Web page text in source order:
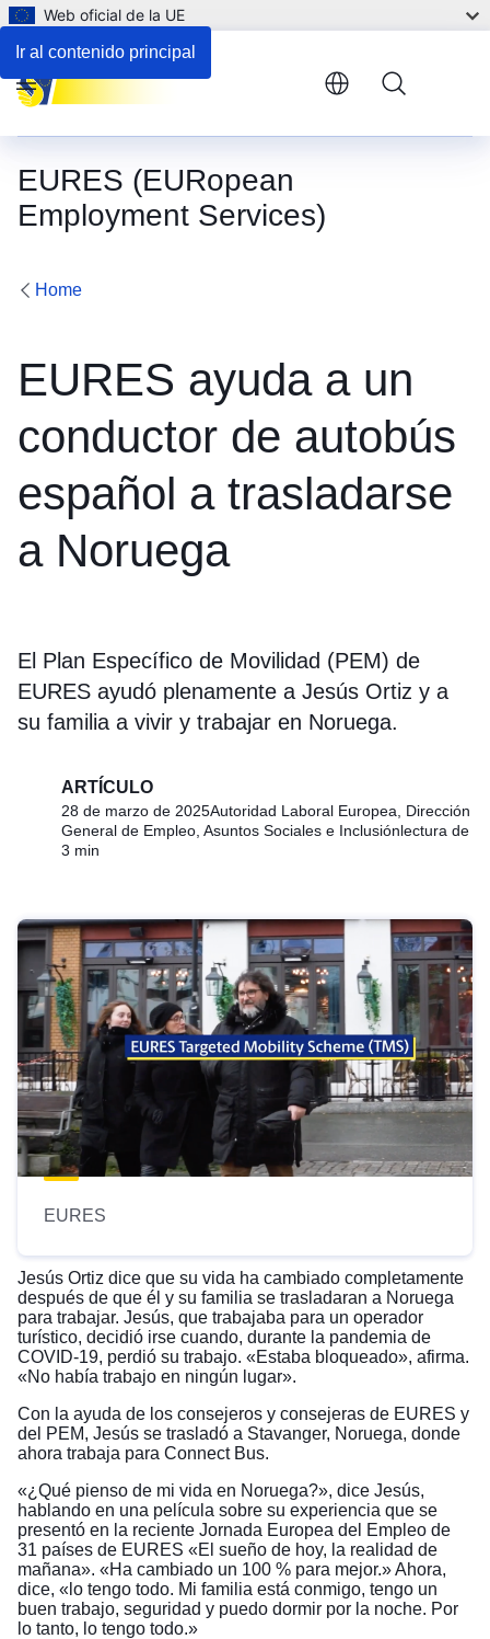
Ir al contenido principal
Web oficial de la UE
EURES (EURopean
Employment Services)
Menu
Home
EURES ayuda a un
conductor de autobús
español a trasladarse
a Noruega
El Plan Específico de Movilidad (PEM) de
EURES ayudó plenamente a Jesús Ortiz y a
su familia a vivir y trabajar en Noruega.
ARTÍCULO
28 de marzo de 2025Autoridad Laboral Europea, Dirección
General de Empleo, Asuntos Sociales e Inclusiónlectura de
3 min
EURES
Jesús Ortiz dice que su vida ha cambiado completamente
después de que él y su familia se trasladaran a Noruega
para trabajar. Jesús, que trabajaba para un operador
turístico, decidió irse cuando, durante la pandemia de
COVID-19, perdió su trabajo. «Estaba bloqueado», afirma.
«No había trabajo en ningún lugar».
Con la ayuda de los consejeros y consejeras de EURES y
del PEM, Jesús se trasladó a Stavanger, Noruega, donde
ahora trabaja para Connect Bus.
«¿Qué pienso de mi vida en Noruega?», dice Jesús,
hablando en una película sobre su experiencia que se
presentó en la reciente Jornada Europea del Empleo de
31 países de EURES «El sueño de hoy, la realidad de
mañana». «Ha cambiado un 100 % para mejor.» Ahora,
dice, «lo tengo todo. Mi familia está conmigo, tengo un
buen trabajo, seguridad y puedo dormir por la noche. Por
lo tanto, lo tengo todo.»